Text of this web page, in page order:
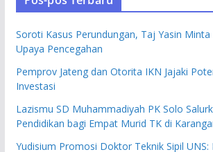
Soroti Kasus Perundungan, Taj Yasin
Upaya Pencegahan
Pemprov Jateng dan Otorita IKN Jajaki
Investasi
Lazismu SD Muhammadiyah PK Solo
Pendidikan bagi Empat Murid TK di
Yudisium Promosi Doktor Teknik Sipil UNS: